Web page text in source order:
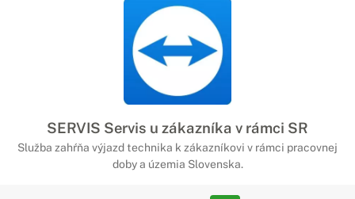
SERVIS Servis u zákazníka v rámci SR
Služba zahŕňa výjazd technika k zákazníkovi v rámci pracovnej
doby a územia Slovenska.